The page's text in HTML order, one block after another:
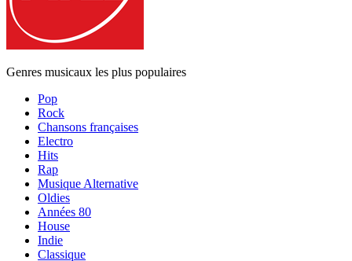
Genres musicaux les plus populaires
Pop
Rock
Chansons françaises
Electro
Hits
Rap
Musique Alternative
Oldies
Années 80
House
Indie
Classique